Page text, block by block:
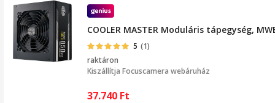
COOLER MASTER Moduláris tápegység,
5 (1)
raktáron
Kiszállítja Focuscamera webáruház
37.740 Ft